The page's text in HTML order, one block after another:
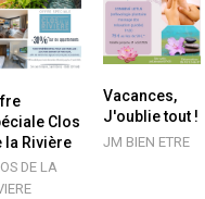
Clos
la Rivière
DE LA
Vacances,
J'oublie tout !
JM BIEN ETRE